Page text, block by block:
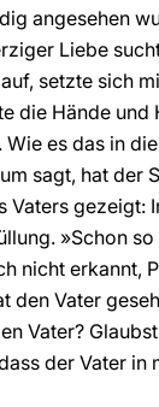
angesehen
Liebe
setzte sich
die Hände und
es das in
sagt, hat der
Vaters gezeigt:
»Schon
nicht erkannt,
den Vater
Vater?
der Vater in